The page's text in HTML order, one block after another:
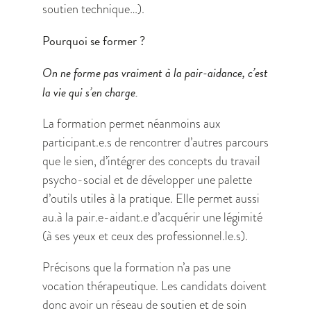
soutien technique…).
Pourquoi se former ?
On ne forme pas vraiment à la pair-aidance, c’est
la vie qui s’en charge.
La formation permet néanmoins aux
participant.e.s de rencontrer d’autres parcours
que le sien, d’intégrer des concepts du travail
psycho-social et de développer une palette
d’outils utiles à la pratique. Elle permet aussi
au.à la pair.e-aidant.e d’acquérir une légimité
(à ses yeux et ceux des professionnel.le.s).
Précisons que la formation n’a pas une
vocation thérapeutique. Les candidats doivent
donc avoir un réseau de soutien et de soin